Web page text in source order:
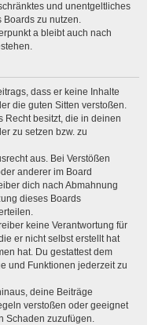
und unentgeltliches
Boards zu nutzen.
a bleibt auch nach
dass er keine Inhalte
die guten Sitten verstoßen.
Recht besitzt, die in deinen
zu setzen bzw. zu
aus. Bei Verstößen
anderer im Board
dich nach Abmahnung
dieses Boards
keine Verantwortung für
er nicht selbst erstellt hat
hat. Du gestattest dem
und Funktionen jederzeit zu
deine Beiträge
verstoßen oder geeignet
Schaden zuzufügen.